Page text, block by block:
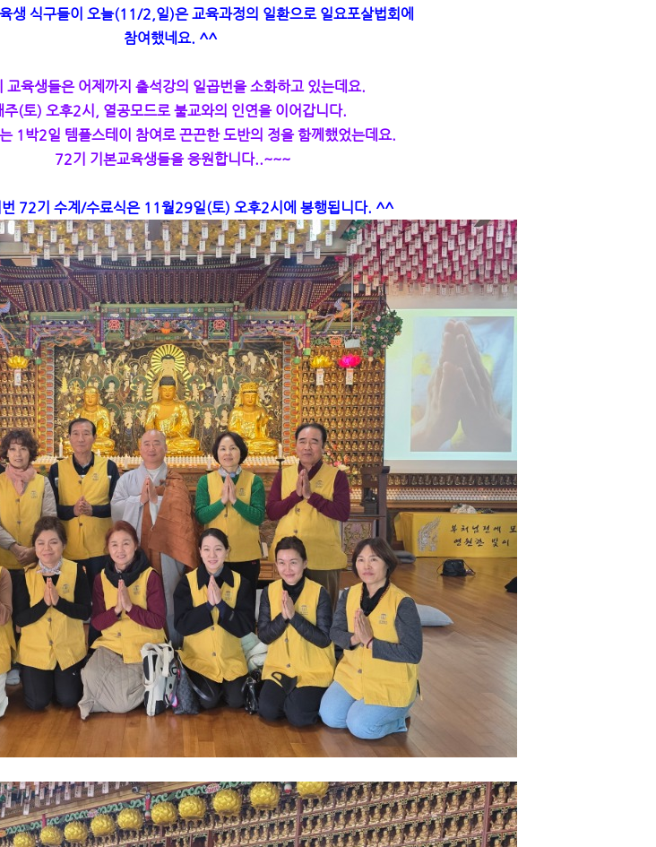
생 식구들이 오늘(11/2,일)은 교육과정의 일환으로 일요포살법회에
참여했네요. ^^
교육생들은 어제까지 출석강의 일곱번을 소화하고 있는데요.
주(토) 오후2시, 열공모드로 불교와의 인연을 이어갑니다.
1박2일 템플스테이 참여로 끈끈한 도반의 정을 함께했었는데요.
72기 기본교육생들을 응원합니다..~~~
번 72기 수계/수료식은 11월29일(토) 오후2시에 봉행됩니다. ^^